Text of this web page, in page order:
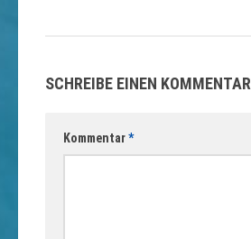
SCHREIBE EINEN KOMMENTAR
Kommentar*